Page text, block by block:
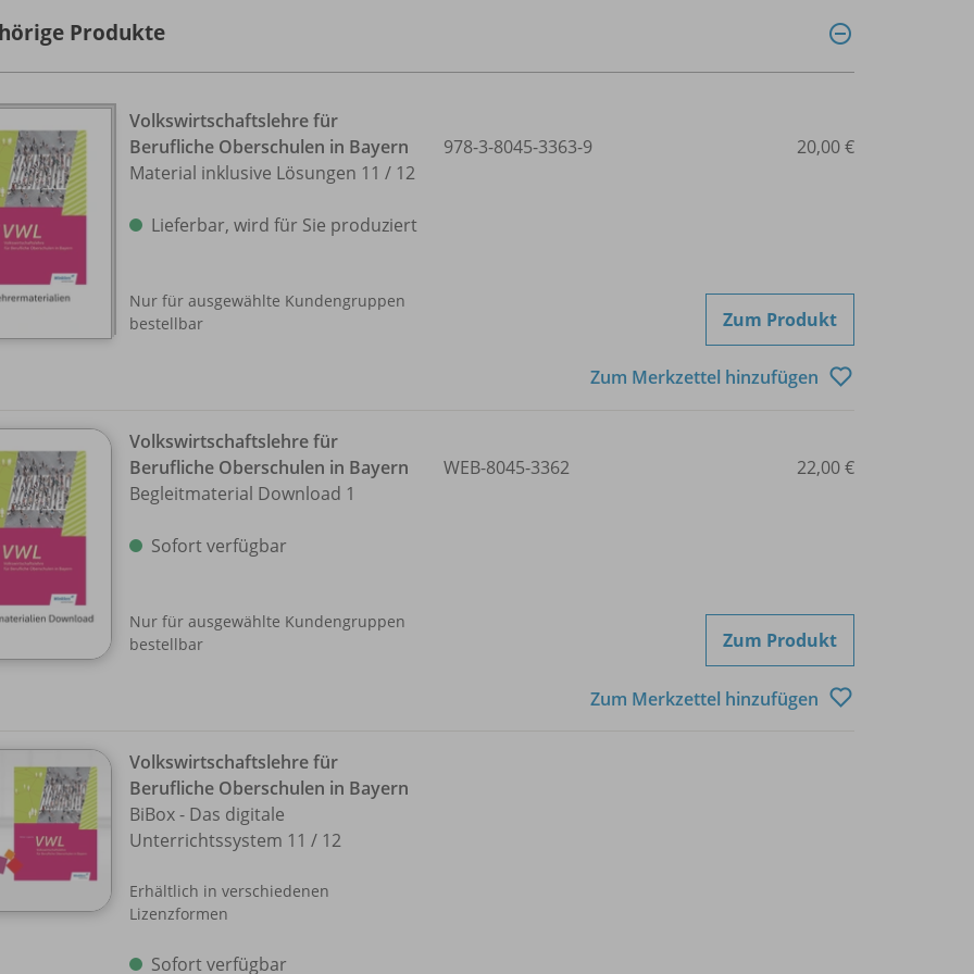
Produkte
Volkswirtschaftslehre für
Berufliche Oberschulen in Bayern
Material inklusive Lösungen 11 / 12
Lieferbar, wird für Sie produziert
Nur für ausgewählte Kundengruppen
bestellbar
978-3-8045-3363-9 20,00 €
Zum Produkt
Zum Merkzettel hinzufügen
Volkswirtschaftslehre für
Berufliche Oberschulen in Bayern
Begleitmaterial Download 1
Sofort verfügbar
Nur für ausgewählte Kundengruppen
bestellbar
WEB-8045-3362 22,00 €
Zum Produkt
Zum Merkzettel hinzufügen
Volkswirtschaftslehre für
Berufliche Oberschulen in Bayern
BiBox - Das digitale
Unterrichtssystem 11 / 12
Erhältlich in verschiedenen
Lizenzformen
Sofort verfügbar